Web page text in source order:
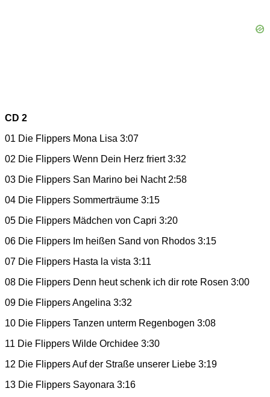
CD 2
01 Die Flippers Mona Lisa 3:07
02 Die Flippers Wenn Dein Herz friert 3:32
03 Die Flippers San Marino bei Nacht 2:58
04 Die Flippers Sommerträume 3:15
05 Die Flippers Mädchen von Capri 3:20
06 Die Flippers Im heißen Sand von Rhodos 3:15
07 Die Flippers Hasta la vista 3:11
08 Die Flippers Denn heut schenk ich dir rote Rosen 3:00
09 Die Flippers Angelina 3:32
10 Die Flippers Tanzen unterm Regenbogen 3:08
11 Die Flippers Wilde Orchidee 3:30
12 Die Flippers Auf der Straße unserer Liebe 3:19
13 Die Flippers Sayonara 3:16